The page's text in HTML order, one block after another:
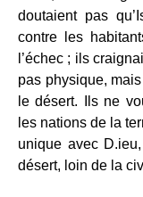
doutaient pas
contre les
l’échec ; ils
pas physique,
le désert. Ils ne
les nations de la
unique avec
désert, loin de la